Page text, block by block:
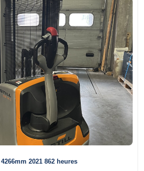
2021 862 heures